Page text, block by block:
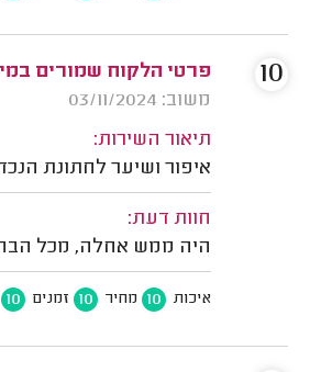
פרטי הלקוח שמורים
משוב: 03/11/2024
תיאור השירות:
איפור ושיער לחתונת
חוות דעת:
היה ממש אחלה, מכל
איכות 10 מחיר 10 זמנים 10
10